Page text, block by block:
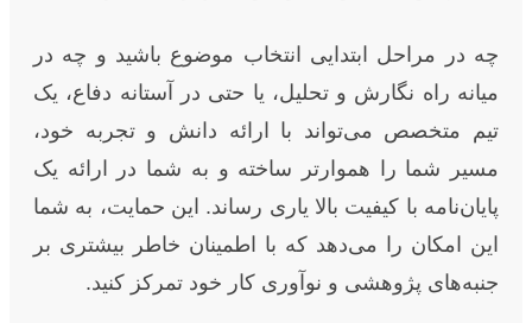
چه در مراحل ابتدایی انتخاب موضوع باشید و چه در
میانه راه نگارش و تحلیل، یا حتی در آستانه دفاع، یک
تیم متخصص می‌تواند با ارائه دانش و تجربه خود،
مسیر شما را هموارتر ساخته و به شما در ارائه یک
پایان‌نامه با کیفیت بالا یاری رساند. این حمایت، به شما
این امکان را می‌دهد که با اطمینان خاطر بیشتری بر
جنبه‌های پژوهشی و نوآوری کار خود تمرکز کنید.